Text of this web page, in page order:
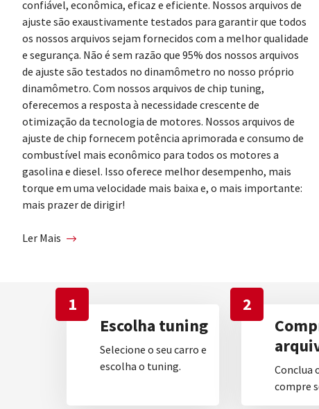
confiável, econômica, eficaz e eficiente. Nossos arquivos de
ajuste são exaustivamente testados para garantir que todos
os nossos arquivos sejam fornecidos com a melhor qualidade
e segurança. Não é sem razão que 95% dos nossos arquivos
de ajuste são testados no dinamômetro no nosso próprio
dinamômetro. Com nossos arquivos de chip tuning,
oferecemos a resposta à necessidade crescente de
otimização da tecnologia de motores. Nossos arquivos de
ajuste de chip fornecem potência aprimorada e consumo de
combustível mais econômico para todos os motores a
gasolina e diesel. Isso oferece melhor desempenho, mais
torque em uma velocidade mais baixa e, o mais importante:
mais prazer de dirigir!
Ler Mais
1
Escolha tuning
Selecione o seu carro e
escolha o tuning.
2
Conclua
compre